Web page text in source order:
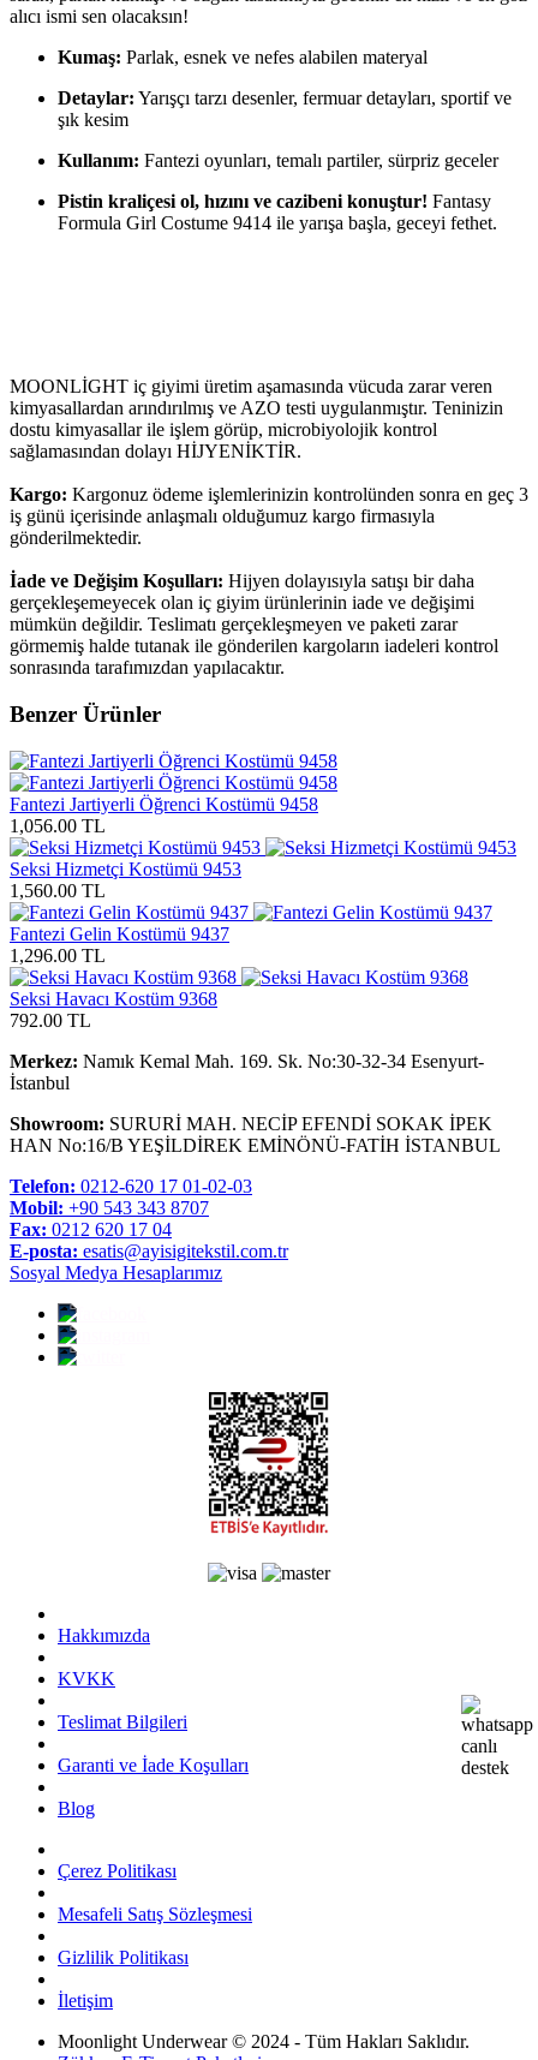
alıcı ismi sen olacaksın!
Kumaş: Parlak, esnek ve nefes alabilen materyal
Detaylar: Yarışçı tarzı desenler, fermuar detayları, sportif ve
şık kesim
Kullanım: Fantezi oyunları, temalı partiler, sürpriz geceler
Pistin kraliçesi ol, hızını ve cazibeni konuştur! Fantasy
Formula Girl Costume 9414 ile yarışa başla, geceyi fethet.
MOONLİGHT iç giyimi üretim aşamasında vücuda zarar veren
kimyasallardan arındırılmış ve AZO testi uygulanmıştır. Teninizin
dostu kimyasallar ile işlem görüp, microbiyolojik kontrol
sağlamasından dolayı HİJYENİKTİR.
Kargo: Kargonuz ödeme işlemlerinizin kontrolünden sonra en geç 3
iş günü içerisinde anlaşmalı olduğumuz kargo firmasıyla
gönderilmektedir.
İade ve Değişim Koşulları: Hijyen dolayısıyla satışı bir daha
gerçekleşemeyecek olan iç giyim ürünlerinin iade ve değişimi
mümkün değildir. Teslimatı gerçekleşmeyen ve paketi zarar
görmemiş halde tutanak ile gönderilen kargoların iadeleri kontrol
sonrasında tarafımızdan yapılacaktır.
Benzer Ürünler
Fantezi Jartiyerli Öğrenci Kostümü 9458
1,056.00 TL
Seksi Hizmetçi Kostümü 9453
1,560.00 TL
Fantezi Gelin Kostümü 9437
1,296.00 TL
Seksi Havacı Kostüm 9368
792.00 TL
Merkez: Namık Kemal Mah. 169. Sk. No:30-32-34 Esenyurt-
İstanbul
Showroom: SURURİ MAH. NECİP EFENDİ SOKAK İPEK
HAN No:16/B YEŞİLDİREK EMİNÖNÜ-FATİH İSTANBUL
Telefon: 0212-620 17 01-02-03
Mobil: +90 543 343 8707
Fax: 0212 620 17 04
E-posta: esatis@ayisigitekstil.com.tr
Sosyal Medya Hesaplarımız
Hakkımızda
KVKK
Teslimat Bilgileri
Garanti ve İade Koşulları
Blog
Çerez Politikası
Mesafeli Satış Sözleşmesi
Gizlilik Politikası
İletişim
Moonlight Underwear © 2024 - Tüm Hakları Saklıdır.